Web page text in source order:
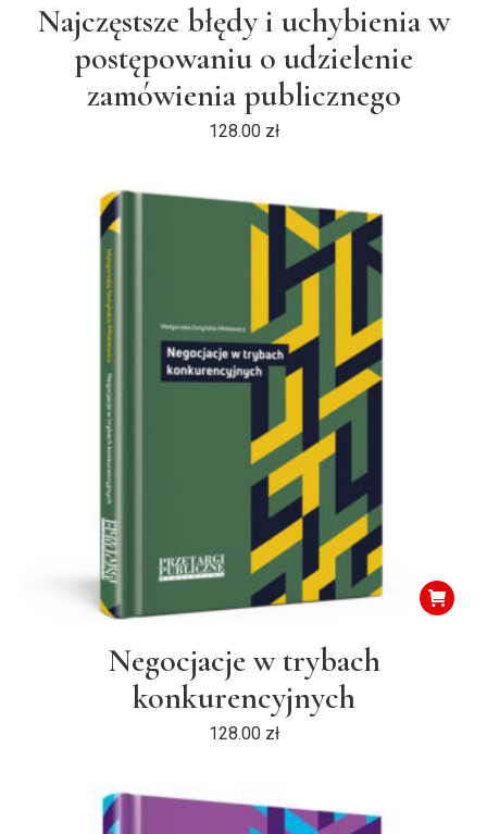
Najczęstsze błędy i uchybienia w
postępowaniu o udzielenie
zamówienia publicznego
128.00 zł
Negocjacje w trybach
konkurencyjnych
128.00 zł